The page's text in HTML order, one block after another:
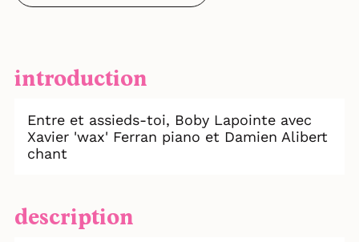
introduction
Entre et assieds-toi, Boby Lapointe avec
Xavier 'wax' Ferran piano et Damien Alibert
chant
description